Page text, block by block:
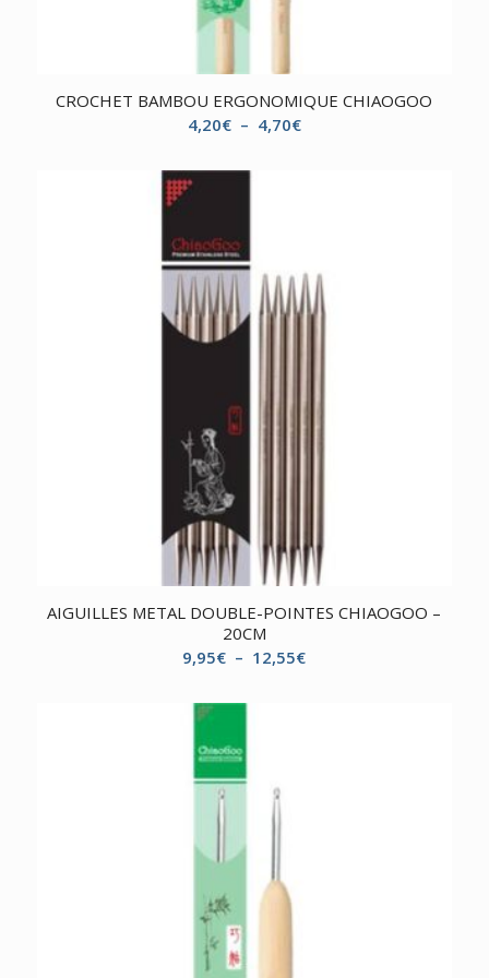
CROCHET BAMBOU ERGONOMIQUE CHIAOGOO
4,20€ – 4,70€Plage
AIGUILLES METAL DOUBLE-POINTES CHIAOGOO –
20CM
9,95€ – 12,55€Plage